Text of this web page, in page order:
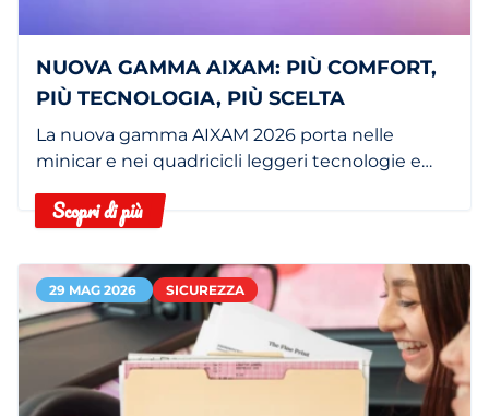
NUOVA GAMMA AIXAM: PIÙ COMFORT,
PIÙ TECNOLOGIA, PIÙ SCELTA
La nuova gamma AIXAM 2026 porta nelle
minicar e nei quadricicli leggeri tecnologie e
riservate a segmenti superiori.
Scopri di più
29 MAG 2026 SICUREZZA